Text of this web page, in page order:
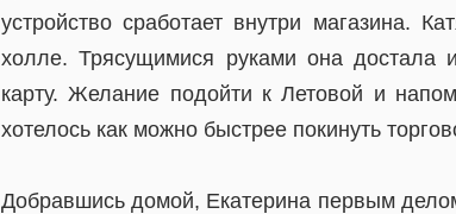
устройство сработает внутри магазина.
холле. Трясущимися руками она достала
карту. Желание подойти к Летовой и
хотелось как можно быстрее покинуть
Добравшись домой, Екатерина первым